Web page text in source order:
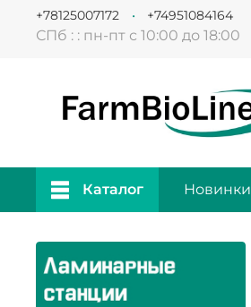
СПб : : пн-пт с 10:00 до 18:00
+78125007172 +74951084164
Каталог Новинки